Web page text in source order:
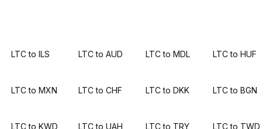
LTC to ILS LTC to AUD LTC to MDL LTC to HUF
LTC to MXN LTC to CHF LTC to DKK LTC to BGN
LTC to KWD LTC to UAH LTC to TRY LTC to TWD